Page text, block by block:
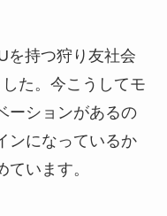
を持つ狩り友社会
た。今こうしてモ
ーションがあるの
ンになっているか
います。